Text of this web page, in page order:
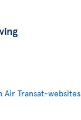
Air Transat-websites